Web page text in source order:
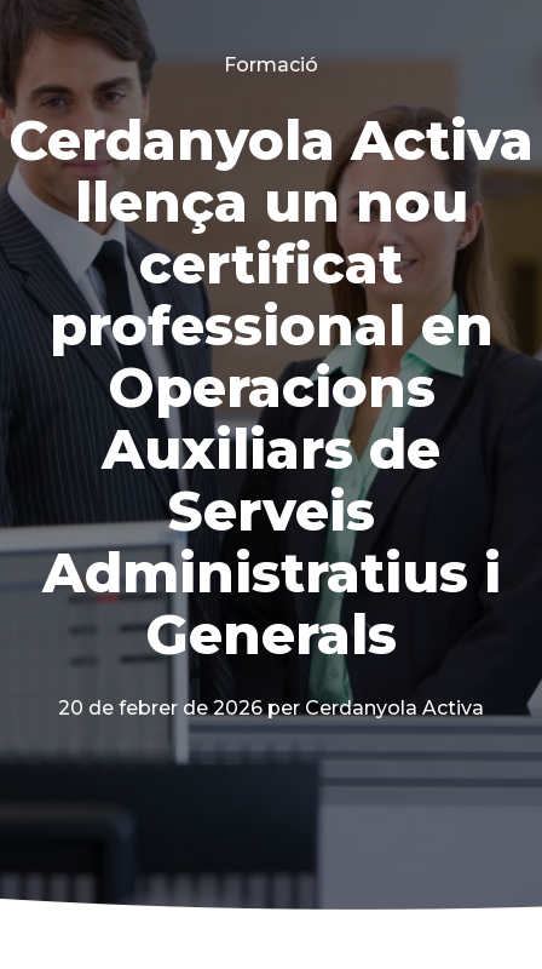
Categories
Formació
Cerdanyola Activa
llença un nou
certificat
professional en
Operacions
Auxiliars de
Serveis
Administratius i
Generals
20 de febrer de 2026 per Cerdanyola Activa